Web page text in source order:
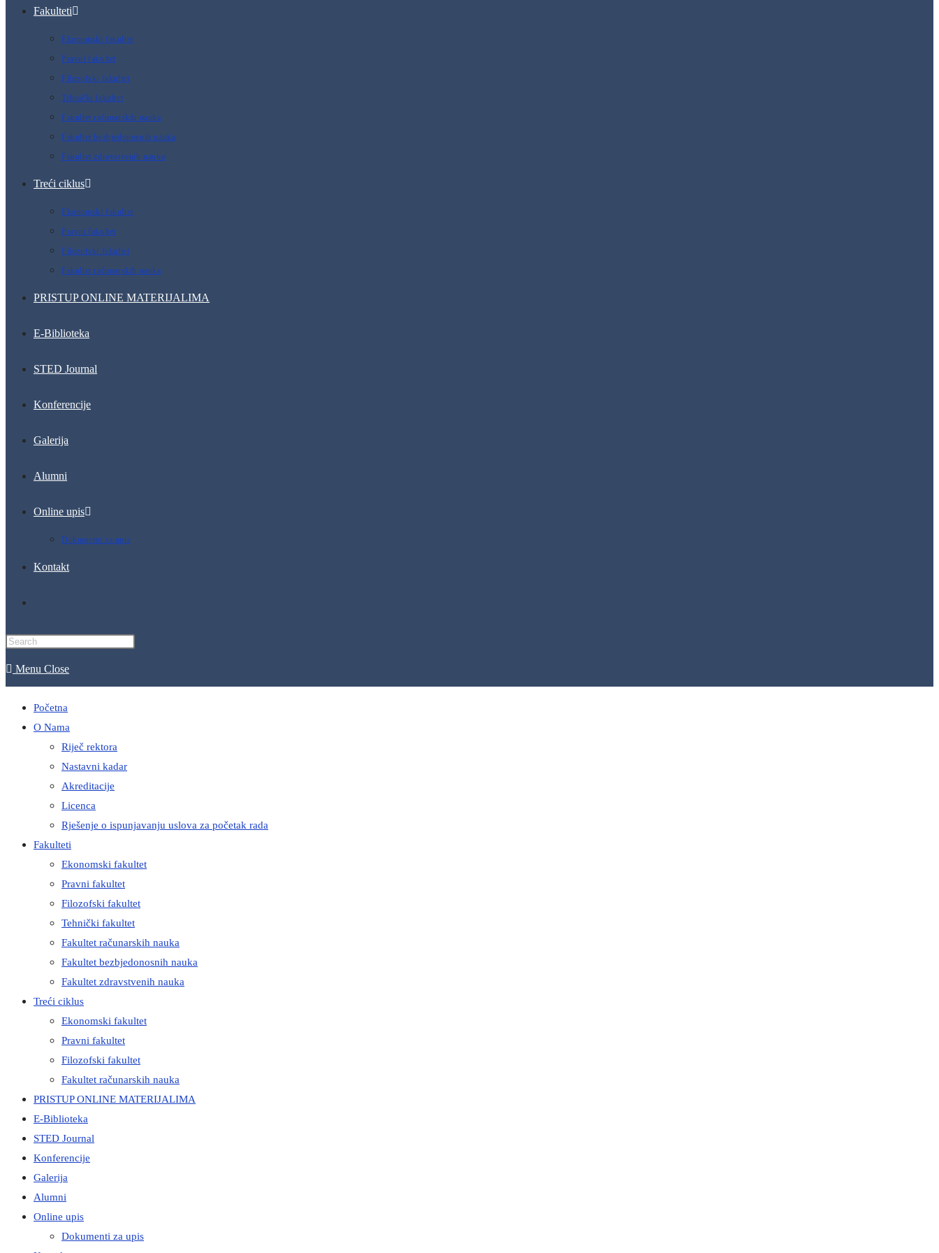
Fakulteti
Ekonomski fakultet
Pravni fakultet
Filozofski fakultet
Tehnički fakultet
Fakultet računarskih nauka
Fakultet bezbjedonosnih nauka
Fakultet zdravstvenih nauka
Treći ciklus
Ekonomski fakultet
Pravni fakultet
Filozofski fakultet
Fakultet računarskih nauka
PRISTUP ONLINE MATERIJALIMA
E-Biblioteka
STED Journal
Konferencije
Galerija
Alumni
Online upis
Dokumenti za upis
Kontakt
website
search
Menu Close
Početna
O Nama
Riječ rektora
Nastavni kadar
Akreditacije
Licenca
Rješenje o ispunjavanju uslova za početak rada
Fakulteti
Ekonomski fakultet
Pravni fakultet
Filozofski fakultet
Tehnički fakultet
Fakultet računarskih nauka
Fakultet bezbjedonosnih nauka
Fakultet zdravstvenih nauka
Treći ciklus
Ekonomski fakultet
Pravni fakultet
Filozofski fakultet
Fakultet računarskih nauka
PRISTUP ONLINE MATERIJALIMA
E-Biblioteka
STED Journal
Konferencije
Galerija
Alumni
Online upis
Dokumenti za upis